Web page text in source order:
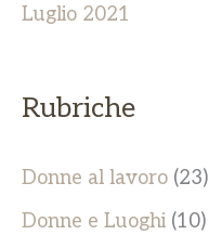
Luglio 2021
Rubriche
Donne al lavoro (23)
Donne e Luoghi (10)